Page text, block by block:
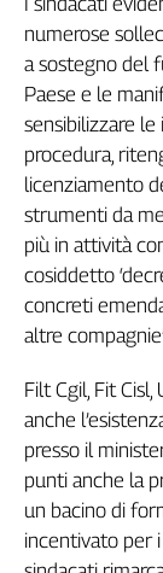
G8
di
Genova,
il
sangue
ragione
120
anni
Cgil
Collettiva
Academy
Play
Rubriche
Collettiva
Talk
La
settimana
Collettiva
numerose
a sostegno del
Paese e le
sensibilizzare le
procedura,
licenziamento
strumenti da
più in attività
cosiddetto
concreti
altre
Filt Cgil, Fit
anche
presso il
punti anche la
un bacino di
incentivato per